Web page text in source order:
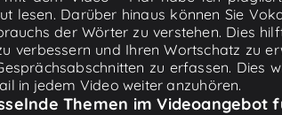
lesen. Darüber hinaus können Sie
der Wörter zu verstehen. Dies
verbessern und Ihren Wortschatz zu
zu erfassen. Dies
in jedem Video weiter anzuhören.
Themen im Videoangebot